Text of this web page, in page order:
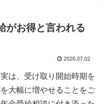
がお得と言われる
2026.07.02
は、受け取り開始時期を
大幅に増やせることをご